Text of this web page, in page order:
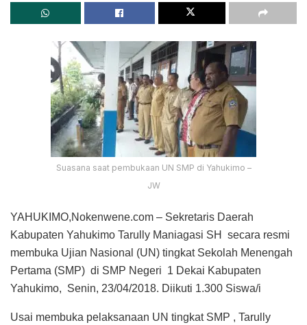
Suasana saat pembukaan UN SMP di Yahukimo –
JW
YAHUKIMO,Nokenwene.com – Sekretaris Daerah
Kabupaten Yahukimo Tarully Maniagasi SH secara resmi
membuka Ujian Nasional (UN) tingkat Sekolah Menengah
Pertama (SMP) di SMP Negeri 1 Dekai Kabupaten
Yahukimo, Senin, 23/04/2018. Diikuti 1.300 Siswa/i
Usai membuka pelaksanaan UN tingkat SMP , Tarully